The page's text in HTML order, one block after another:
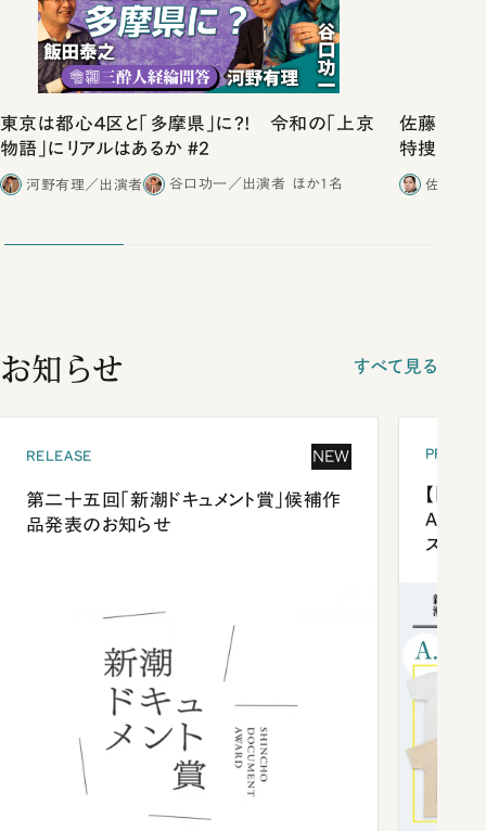
東京は都心４区と「多摩県」に?! 令和の「上京
物語」にリアルはあるか #2
河野有理／出演者 谷口功一／出演者 ほか1名
佐藤優vs
特捜取調
合ったこと
佐藤優
お知らせ すべて見る
RELEASE NEW
第二十五回「新潮ドキュメント賞」候補作
品発表のお知らせ
【「新
ズプレ